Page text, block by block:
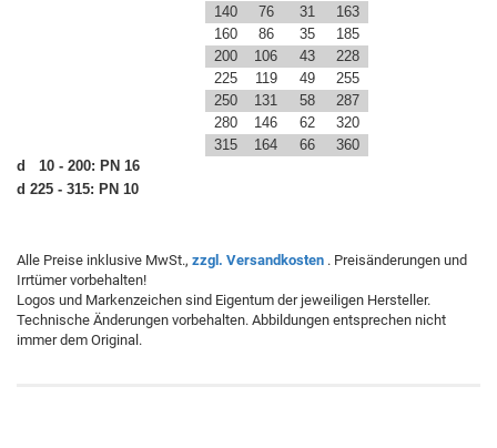
140
76 31
163
160
86 35
185
200
106 43
228
225
119 49
255
250
131 58
287
280
146 62
320
315
164 66
360
d 10 - 200: PN 16
d 225 - 315: PN 10
Alle Preise inklusive MwSt., zzgl. Versandkosten . Preisänderungen und
Irrtümer vorbehalten!
Logos und Markenzeichen sind Eigentum der jeweiligen Hersteller.
Technische Änderungen vorbehalten. Abbildungen entsprechen nicht
immer dem Original.